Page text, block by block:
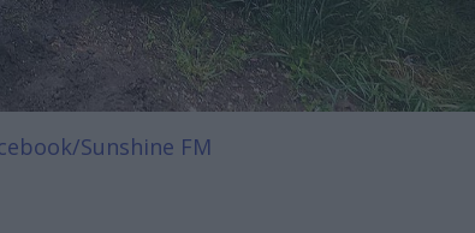
Sunshine FM